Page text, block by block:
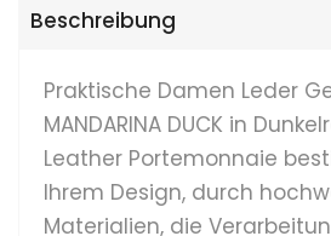
Beschreibung
Praktische Damen Leder
MANDARINA DUCK in
Leather Portemonnaie
Ihrem Design, durch
Materialien, die